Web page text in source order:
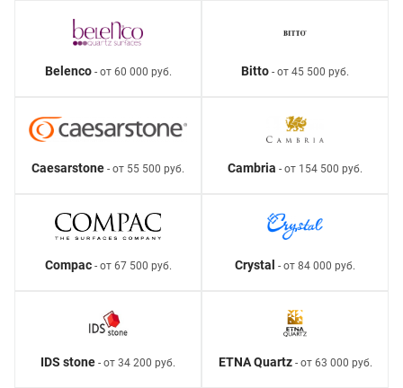
Belenco- от 60 000 руб. Bitto - от 45 500 руб.
Caesarstone - от 55 500 руб. Cambria - от 154 500 руб.
Compac- от 67 500 руб. Crystal - от 84 000 руб.
IDS stone - от 34 200 руб. ETNA Quartz- от 63 000 руб.